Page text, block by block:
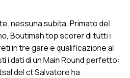
nessuna subita. Primato del
Boutimah top scorer di tutti i
in tre gare e qualificazione al
i dati di un Main Round perfetto:
del ct Salvatore ha